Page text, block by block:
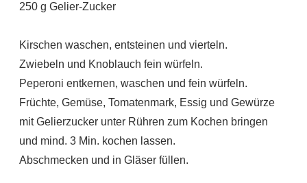
250 g Gelier-Zucker
Kirschen waschen, entsteinen und vierteln.
Zwiebeln und Knoblauch fein würfeln.
Peperoni entkernen, waschen und fein würfeln.
Früchte, Gemüse, Tomatenmark, Essig und Gewürze
mit Gelierzucker unter Rühren zum Kochen bringen
und mind. 3 Min. kochen lassen.
Abschmecken und in Gläser füllen.